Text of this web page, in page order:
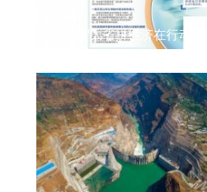
外贸大省拼经济在行动 出